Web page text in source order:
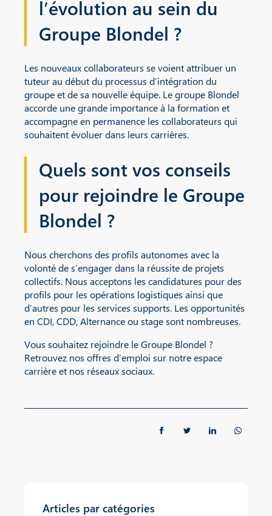
l’évolution au sein du
Groupe Blondel ?
Les nouveaux collaborateurs se voient attribuer un
tuteur au début du processus d’intégration du
groupe et de sa nouvelle équipe. Le groupe Blondel
accorde une grande importance à la formation et
accompagne en permanence les collaborateurs qui
souhaitent évoluer dans leurs carrières.
Quels sont vos conseils
pour rejoindre le Groupe
Blondel ?
Nous cherchons des profils autonomes avec la
volonté de s’engager dans la réussite de projets
collectifs. Nous acceptons les candidatures pour des
profils pour les opérations logistiques ainsi que
d’autres pour les services supports. Les opportunités
en CDI, CDD, Alternance ou stage sont nombreuses.
Vous souhaitez rejoindre le Groupe Blondel ?
Retrouvez nos offres d’emploi sur notre espace
carrière et nos réseaux sociaux.
Articles par catégories